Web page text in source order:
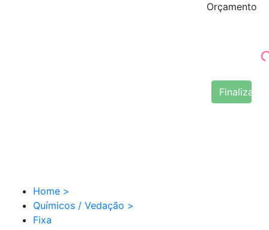
Orçamento
Finalizar
Home >
Químicos / Vedação >
Fixa